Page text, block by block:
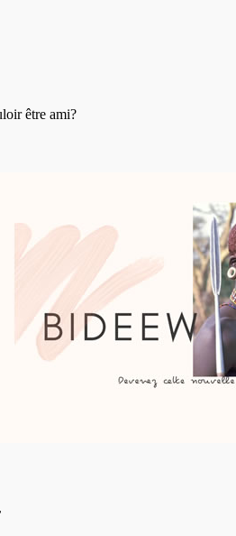
être ami?